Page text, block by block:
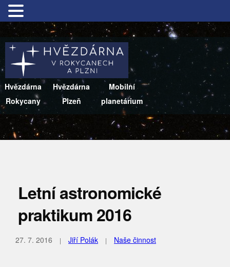
Hvězdárna
Rokycany
Hvězdárna
Plzeň
Mobilní
planetárium
Letní astronomické
praktikum 2016
27. 7. 2016 Jiří Polák Naše činnost